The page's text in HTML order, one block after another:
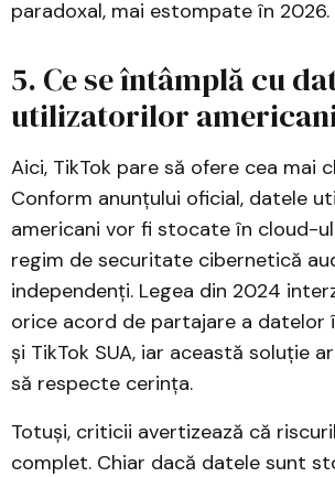
paradoxal, mai estompate în 2026.
5. Ce se întâmplă cu
utilizatorilor
Aici, TikTok pare să ofere cea mai
Conform anunțului oficial, datele
americani vor fi stocate în cloud-ul
regim de securitate cibernetică
independenți. Legea din 2024
orice acord de partajare a datelor
și TikTok SUA, iar această soluție
să respecte cerința.
Totuși, criticii avertizează că
complet. Chiar dacă datele sunt